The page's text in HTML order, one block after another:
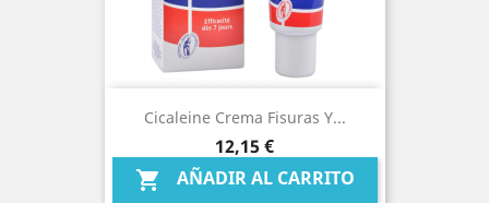
Cicaleine Crema Fisuras Y...
Precio
12,15 €
 AÑADIR AL CARRITO